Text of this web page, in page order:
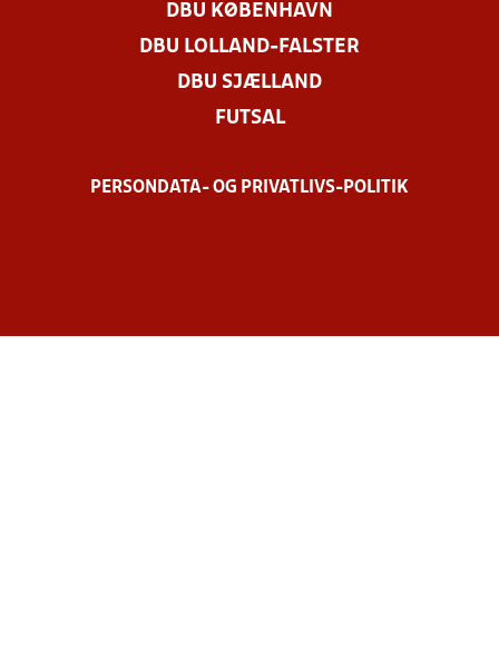
DBU KØBENHAVN
DBU LOLLAND-FALSTER
DBU SJÆLLAND
FUTSAL
PERSONDATA- OG PRIVATLIVS-POLITIK